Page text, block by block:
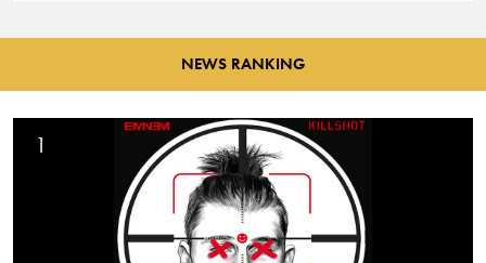
NEWS RANKING